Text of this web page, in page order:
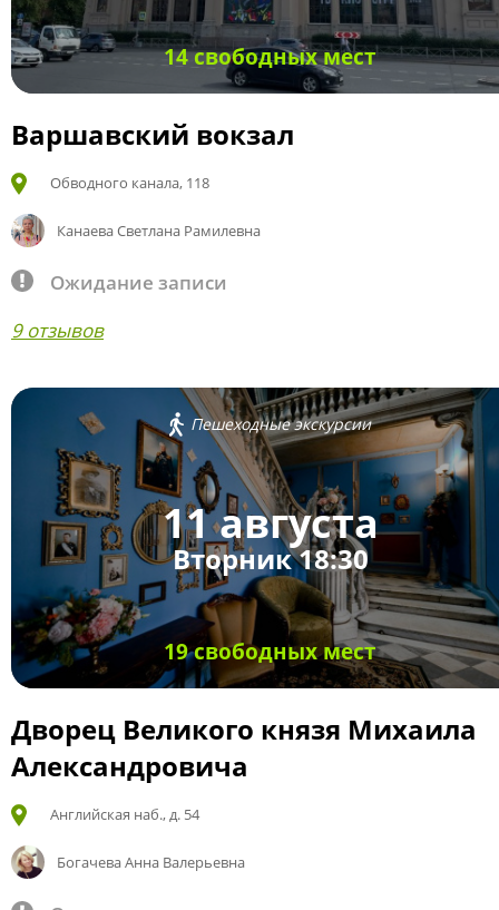
14 свободных мест
Варшавский вокзал
Обводного канала, 118
Канаева Светлана Рамилевна
Ожидание записи
9 отзывов
Пешеходные экскурсии
11 августа
Вторник 18:30
19 свободных мест
Дворец Великого князя Михаила
Александровича
Английская наб., д. 54
Богачева Анна Валерьевна